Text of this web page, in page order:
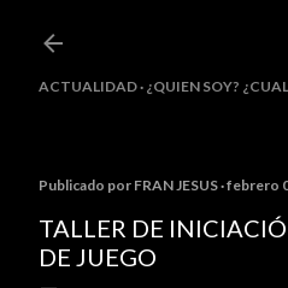
ACTUALIDAD ¿QUIEN SOY?
Publicado por FRAN JESUS febrero
TALLER DE
DE JUEGO